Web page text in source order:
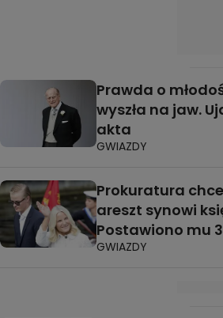
Prawda o
wyszła na jaw.
akta
GWIAZDY
Prokuratura
areszt synowi
Postawiono mu
GWIAZDY